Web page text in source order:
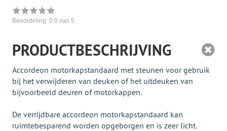
Beoordeling: 0.0 van 5
PRODUCTBESCHRIJVING
Accordeon motorkapstandaard met steunen voor gebruik
bij het verwijderen van deuken of het uitdeuken van
bijvoorbeeld deuren of motorkappen.
De verrijdbare accordeon motorkapstandaard kan
ruimtebesparend worden opgeborgen en is zeer licht.